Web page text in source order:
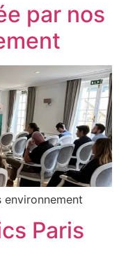
par nos
Paris